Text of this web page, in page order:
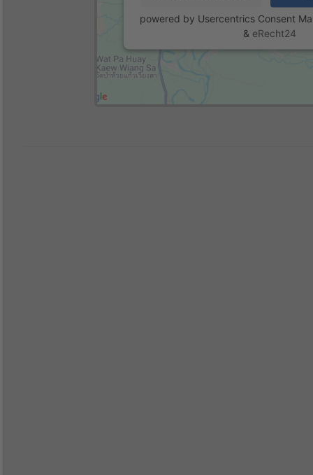
powered by Usercentrics Consent
& eRecht24